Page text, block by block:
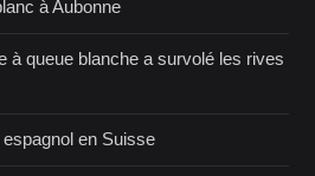
à Aubonne
à queue blanche a survolé les rives
en Suisse